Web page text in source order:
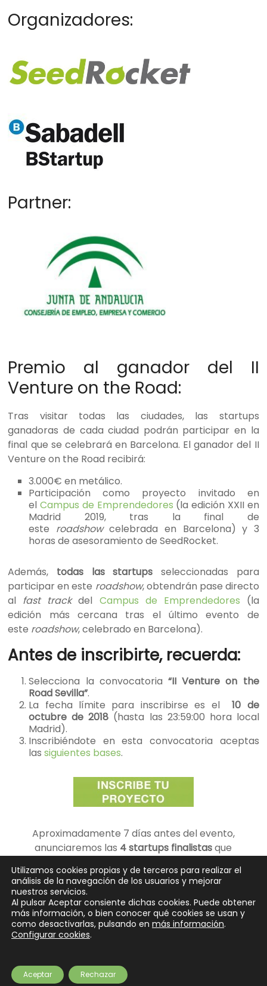
Organizadores:
Partner:
Premio al ganador del II
Venture on the Road:
Tras visitar todas las ciudades, las startups
ganadoras de cada ciudad podrán participar en la
final que se celebrará en Barcelona. El ganador del II
Venture on the Road recibirá:
3.000€ en metálico.
Participación como proyecto invitado en
elCampus de Emprendedores (la edición XXII en
Madrid 2019, tras la final de
este roadshowcelebrada en Barcelona) y 3
horas de asesoramiento de SeedRocket.
Además, todas las startups seleccionadas para
participar en este roadshow, obtendrán pase directo
al fast trackdel Campus de Emprendedores (la
edición más cercana tras el último evento de
este roadshow, celebrado en Barcelona).
Antes de inscribirte, recuerda:
Selecciona la convocatoria “II Venture on the
Road Sevilla”.
La fecha límite para inscribirse es el
10 de
octubre de 2018 (hasta las 23:59:00 hora local
Madrid).
Inscribiéndote en esta convocatoria aceptas
lassiguientes bases.
Aproximadamente 7 días antes del evento,
anunciaremos las 4 startups finalistasque
¡Suerte!
Partners Preguntas frecuentes ¿Eres inversor?
Aviso legal
Privacidad
Utilizamos cookies propias y de terceros para realizar el
análisis de la navegación de los usuarios y mejorar
nuestros servicios.
Al pulsar Aceptar consiente dichas cookies. Puede obtener
más información, o bien conocer qué cookies se usan y
como desactivarlas, pulsando en más información.
Configurar cookies.
Aceptar Rechazar